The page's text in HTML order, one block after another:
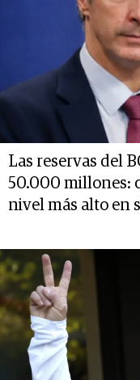
Las reservas del
50.000 millones:
nivel más alto en